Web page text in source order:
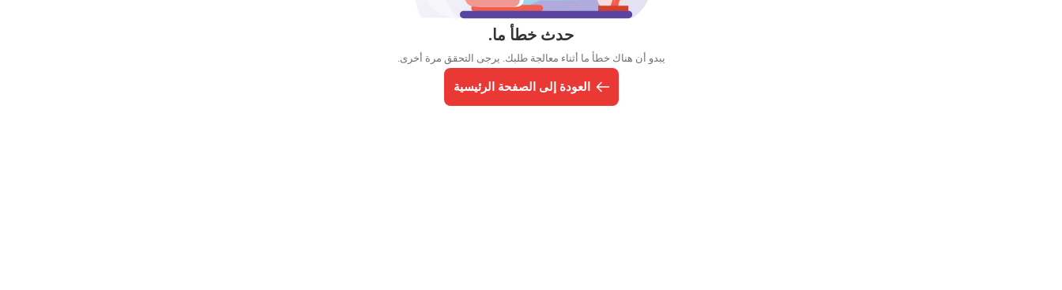
حدث خطأ ما.
يبدو أن هناك خطأ ما أثناء معالجة طلبك. يرجى التحقق مرة أخرى.
العودة إلى الصفحة الرئيسية